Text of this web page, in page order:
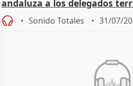
andaluza a los delegados
Sonido Totales 31/07/